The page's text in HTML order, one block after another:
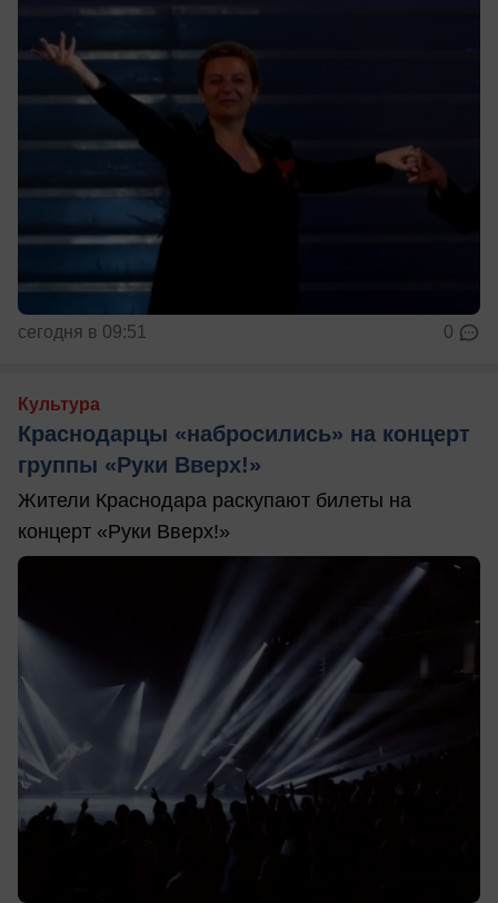
сегодня в 09:51 0
Культура
Краснодарцы «набросились» на концерт
группы «Руки Вверх!»
Жители Краснодара раскупают билеты на
концерт «Руки Вверх!»